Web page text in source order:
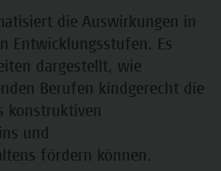
die Auswirkungen in
Entwicklungsstufen. Es
dargestellt, wie
Berufen kindgerecht die
konstruktiven
und
fördern können.